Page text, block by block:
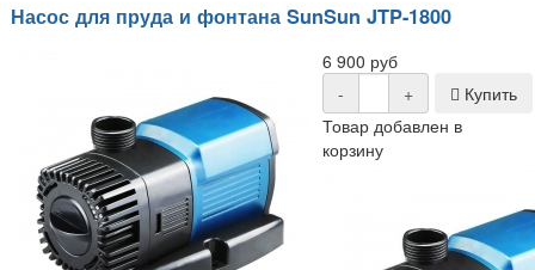
Насос для пруда и фонтана SunSun JTP-1800
6 900 руб
-
+
Купить
Товар добавлен в
корзину